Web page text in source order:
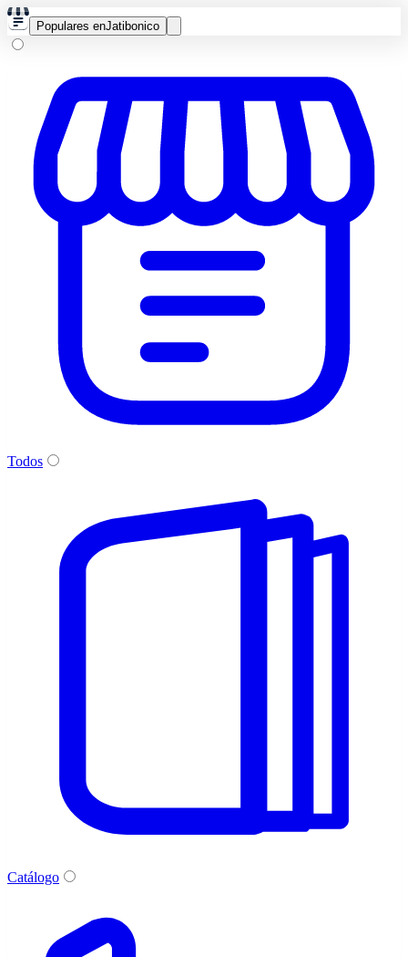
Populares enJatibonico
Todos
Catálogo